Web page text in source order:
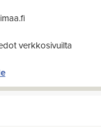
verkkosivuilta